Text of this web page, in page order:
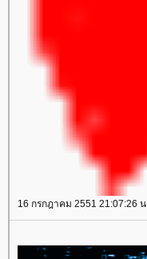
16 กรกฎาคม 2551 21:07:26 น.